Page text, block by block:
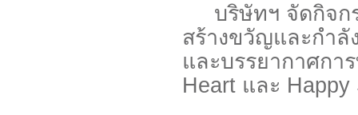
บริษัทฯ จัดกิจกร
สร้างขวัญและกำลั
และบรรยากาศก
Heart และ